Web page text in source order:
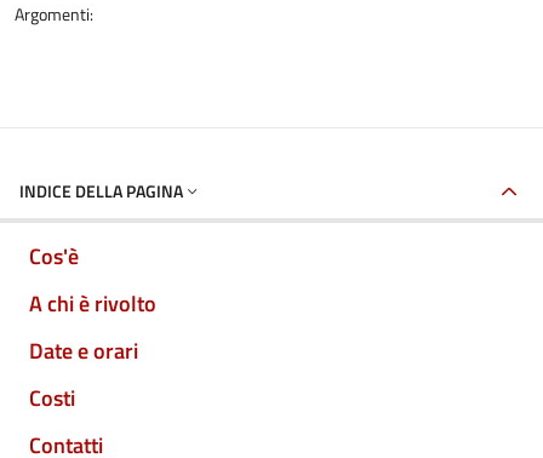
Argomenti:
INDICE DELLA PAGINA
Cos'è
A chi è rivolto
Date e orari
Costi
Contatti